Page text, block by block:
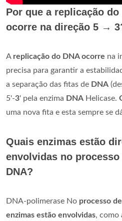
Por que a replicação do
ocorre na direção 5 →
A replicação do DNA ocorre na
precisa para garantir a
a separação das fitas de DNA
5'-3' pela enzima DNA Helicase.
uma nova fita e esta sempre se
Quais enzimas estão
envolvidas no
DNA?
DNA-polimerase No processo
enzimas estão envolvidas, como